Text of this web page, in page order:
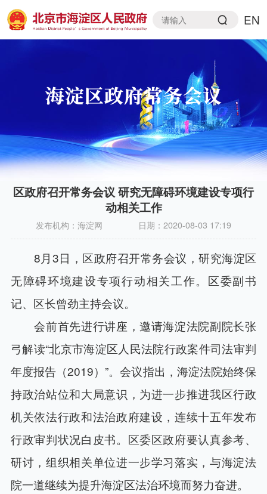
EN
区政府召开常务会议 研究无障碍环境建设专项行
动相关工作
发布机构：海淀网 日期： 2020-08-03 17:19
8月3日，区政府召开常务会议，研究海淀区
无障碍环境建设专项行动相关工作。区委副书
记、区长曾劲主持会议。
会前首先进行讲座，邀请海淀法院副院长张
弓解读“北京市海淀区人民法院行政案件司法审判
年度报告（2019）”。会议指出，海淀法院始终保
持政治站位和大局意识，为进一步推进我区行政
机关依法行政和法治政府建设，连续十五年发布
行政审判状况白皮书。区委区政府要认真参考、
研讨，组织相关单位进一步学习落实，与海淀法
院一道继续为提升海淀区法治环境而努力奋进。